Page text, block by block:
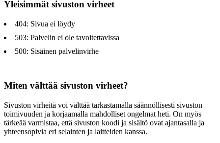
Yleisimmät sivuston virheet
404: Sivua ei löydy
503: Palvelin ei ole tavoitettavissa
500: Sisäinen palvelinvirhe
Miten välttää sivuston virheet?
Sivuston virheitä voi välttää tarkastamalla säännöllisesti sivuston
toimivuuden ja korjaamalla mahdolliset ongelmat heti. On myös
tärkeää varmistaa, että sivuston koodi ja sisältö ovat ajantasalla ja
yhteensopivia eri selainten ja laitteiden kanssa.